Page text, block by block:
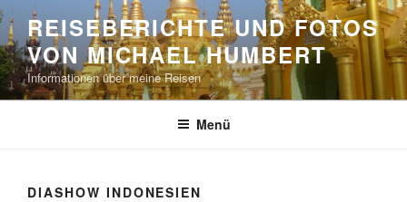
Zum
Inhalt
springen
REISEBERICHTE UND FOTOS
VON MICHAEL HUMBERT
Informationen über meine Reisen
Menü
DIASHOW INDONESIEN